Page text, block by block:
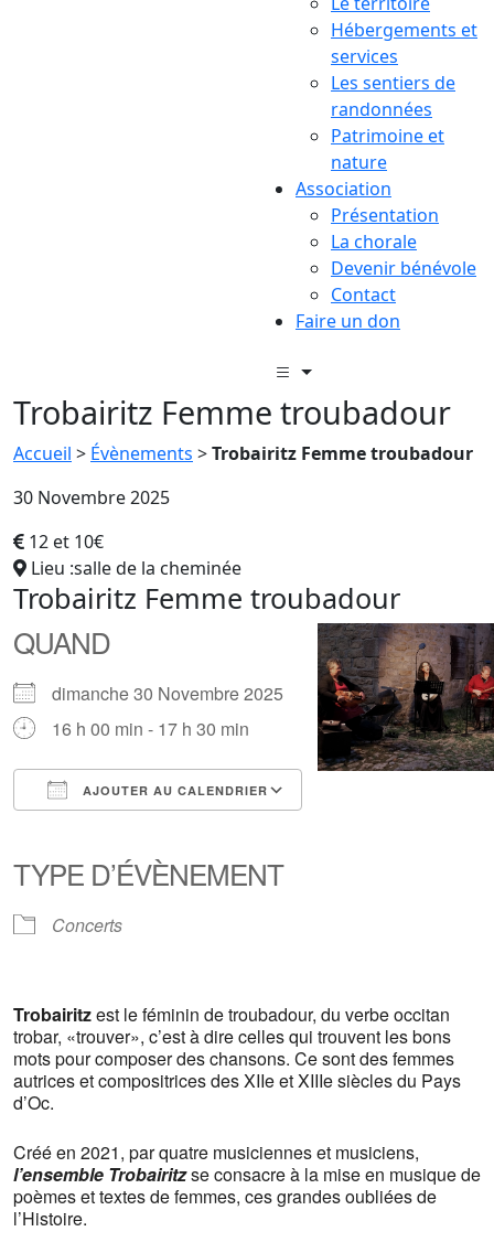
Hébergements et
services
Les sentiers de
randonnées
Patrimoine et
nature
Association
Présentation
La chorale
Devenir bénévole
Contact
Faire un don
Trobairitz Femme troubadour
Accueil > Évènements >Trobairitz Femme troubadour
30 Novembre 2025
12 et 10€
Lieu :salle de la cheminée
Trobairitz Femme troubadour
QUAND
dimanche 30 Novembre 2025
16 h 00 min - 17 h 30 min
AJOUTER AU CALENDRIER
TYPE D’ÉVÈNEMENT
Concerts
Trobairitzest le féminin de troubadour, du verbe occitan
trobar, «trouver», c’est à dire celles qui trouvent les bons
mots pour composer des chansons. Ce sont des femmes
autrices et compositrices des XIIe et XIIIe siècles du Pays
d’Oc.
Créé en 2021, par quatre musiciennes et musiciens,
l’ensemble Trobairitzse consacre à la mise en musique de
poèmes et textes de femmes, ces grandes oubliées de
l’Histoire.